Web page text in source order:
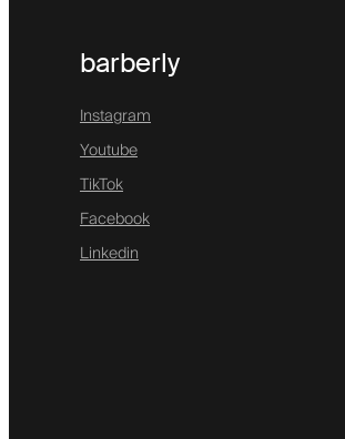
barberly
Instagram
Youtube
TikTok
Facebook
Linkedin